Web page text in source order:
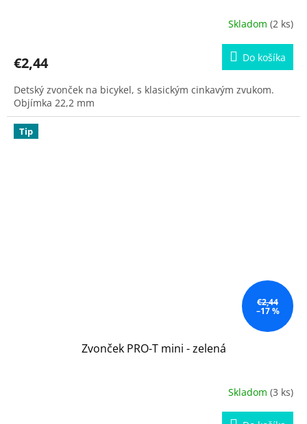
Skladom (2 ks)
€2,44 Do košíka
Detský zvonček na bicykel, s klasickým cinkavým zvukom.
Objímka 22,2 mm
Tip
€2,44
–17 %
Zvonček PRO-T mini - zelená
Skladom (3 ks)